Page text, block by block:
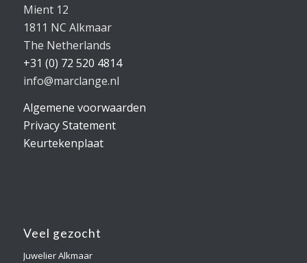
Mient 12
1811 NC Alkmaar
The Netherlands
+31 (0) 72 520 4814
info@marclange.nl
Algemene voorwaarden
Privacy Statement
Keurtekenplaat
Veel gezocht
Juwelier Alkmaar